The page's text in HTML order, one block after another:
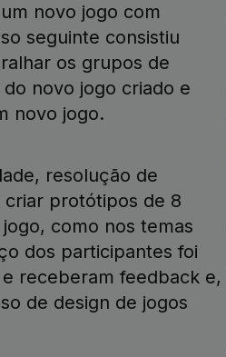
novo jogo com
seguinte consistiu
os grupos de
novo jogo criado e
novo jogo.
resolução de
protótipos de 8
como nos temas
dos participantes foi
receberam feedback e,
de design de jogos